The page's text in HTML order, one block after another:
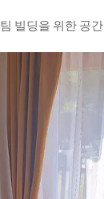
빌딩을 위한 공간